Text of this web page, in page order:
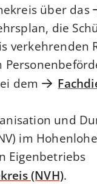
über das
die
verkehrenden
dem
und
im
Eigenbetriebs
(NVH).